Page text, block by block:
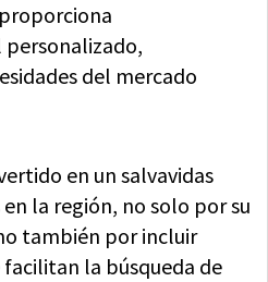
del mercado
en un salvavidas
la región, no solo por su
también por incluir
la búsqueda de